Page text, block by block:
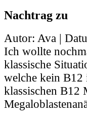
Nachtrag zu
Autor: Ava |
Ich wollte
klassische
welche kein B12
klassischen B12